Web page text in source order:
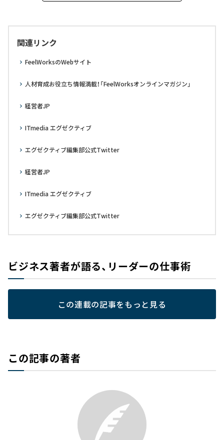
関連リンク
FeelWorksのWebサイト
人材育成お役立ち情報満載！「FeelWorksオンラインマガジン」
経営者JP
ITmedia エグゼクティブ
エグゼクティブ編集部公式Twitter
経営者JP
ITmedia エグゼクティブ
エグゼクティブ編集部公式Twitter
ビジネス著者が語る、リーダーの仕事術
この連載の記事をもっと見る
この記事の著者